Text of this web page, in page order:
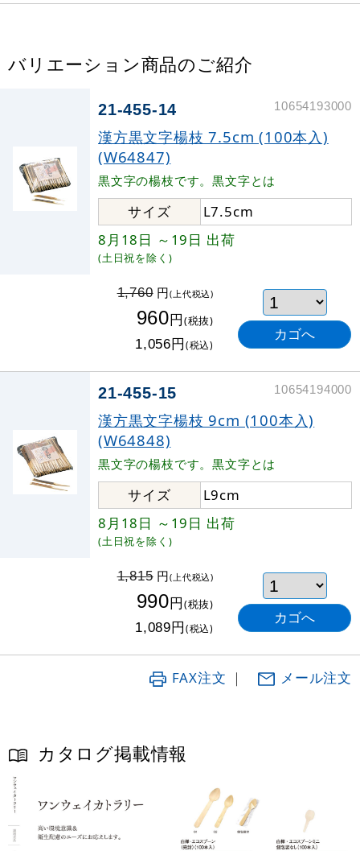
バリエーション商品のご紹介
21-455-14 10654193000
漢方黒文字楊枝 7.5cm (100本入)
(W64847)
黒文字の楊枝です。黒文字とは
サイズ
L7.5cm
8月18日 ～19日 出荷
(土日祝を除く)
1,760円(上代税込)
960円(税抜)
1,056円(税込)
21-455-15 10654194000
漢方黒文字楊枝 9cm (100本入)
(W64848)
黒文字の楊枝です。黒文字とは
サイズ
L9cm
8月18日 ～19日 出荷
(土日祝を除く)
1,815円(上代税込)
990円(税抜)
1,089円(税込)
FAX注文 ｜ メール注文
カタログ掲載情報